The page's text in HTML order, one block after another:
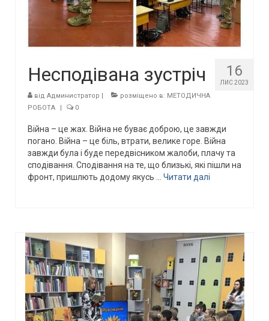
16
ЛИС 2023
Несподівана зустріч
від Администратор | розміщено в: МЕТОДИЧНА
РОБОТА
| 0
Війна – це жах. Війна не буває доброю, це завжди
погано. Війна – це біль, втрати, велике горе. Війна
завжди була і буде передвісником жалоби, плачу та
сподівання. Сподівання на те, що близькі, які пішли на
фронт, пришлють додому якусь … Читати далі